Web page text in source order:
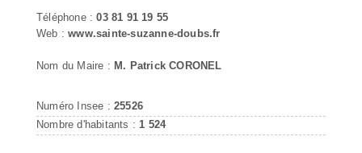
Téléphone :03 81 91 19 55
Web :www.sainte-suzanne-doubs.fr
Nom du Maire : M. Patrick CORONEL
Numéro Insee : 25526
Nombre d'habitants : 1 524